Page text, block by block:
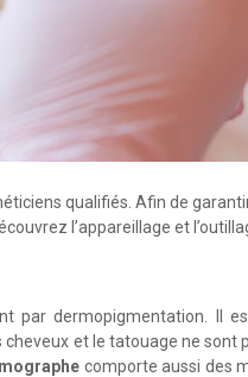
qualifiés. Afin de
l’appareillage et
par dermopigmentation. Il
et le tatouage ne
comporte aussi des